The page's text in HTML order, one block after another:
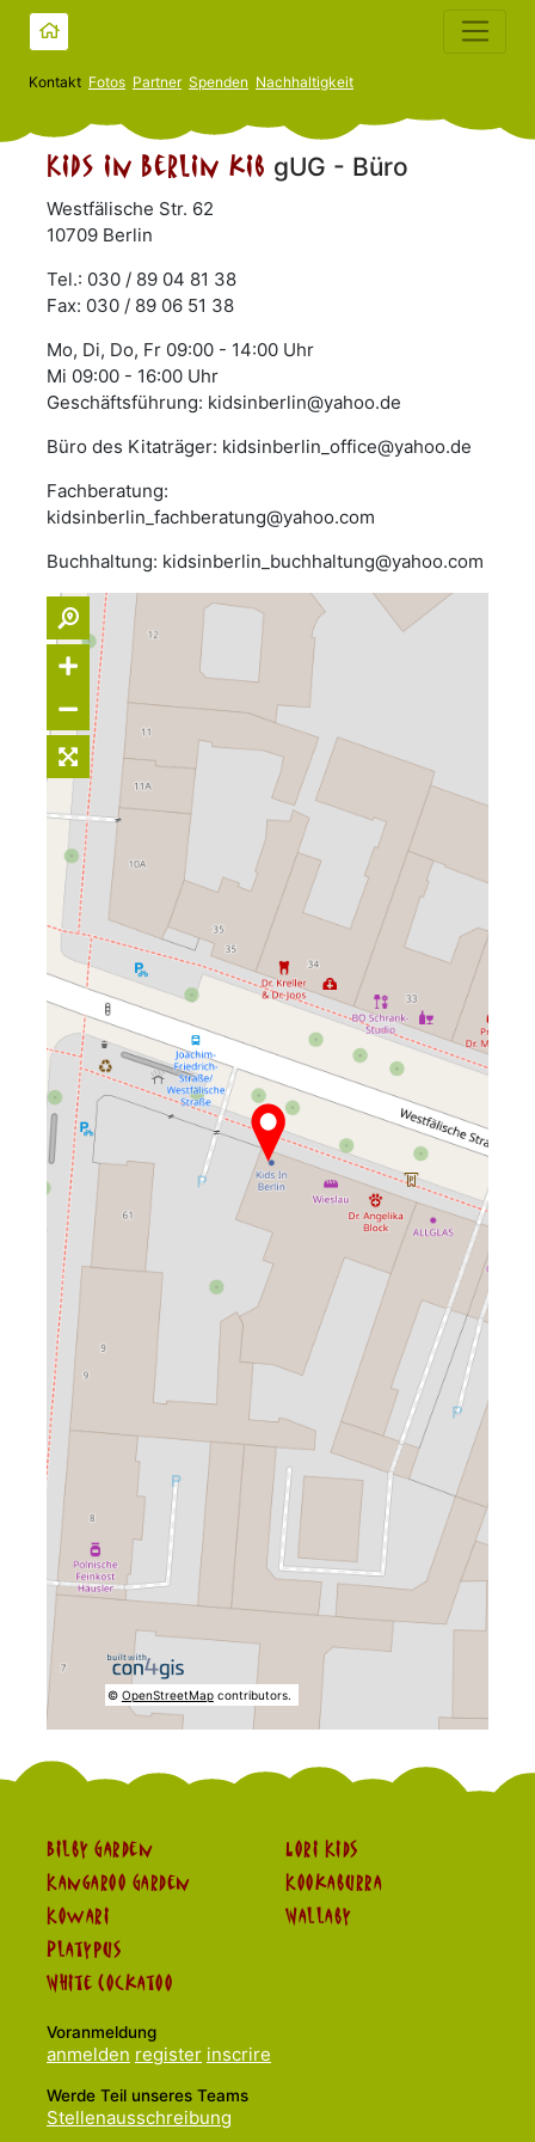
Kontakt Fotos Partner Spenden Nachhaltigkeit
Kids in Berlin kib gUG - Büro
Westfälische Str. 62
10709 Berlin
Tel.: 030 / 89 04 81 38
Fax: 030 / 89 06 51 38
Mo, Di, Do, Fr 09:00 - 14:00 Uhr
Mi 09:00 - 16:00 Uhr
Geschäftsführung: kidsinberlin@yahoo.de
Büro des Kitaträger: kidsinberlin_office@yahoo.de
Fachberatung:
kidsinberlin_fachberatung@yahoo.com
Buchhaltung: kidsinberlin_buchhaltung@yahoo.com
© OpenStreetMapcontributors.
Bilby Garden
Kangaroo Garden
Kowari
Platypus
White Cockatoo
Lori Kids
Kookaburra
Wallaby
Voranmeldung
anmelden register inscrire
Werde Teil unseres Teams
Stellenausschreibung